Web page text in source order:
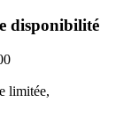
disponibilité
limitée,